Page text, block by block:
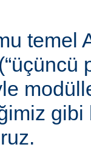
temel
gibi